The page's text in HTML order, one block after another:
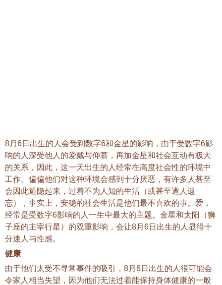
8月6日出生的人会受到数字6和金星的影响，由于受数字6影
响的人深受他人的爱戴与仰慕，再加金星和社会互动有极大
的关系，因此，这一天出生的人经常在高度社会性的环境中
工作。偏偏他们对这种环境会感到十分厌恶，有许多人甚至
会因此遁隐起来，过着不为人知的生活（或甚至遭人遗
忘），事实上，安稳的社会生活是他们最不喜欢的事。爱，
经常是受数字6影响的人一生中最大的主题。金星和太阳（狮
子座的主宰行星）的双重影响，会让8月6日出生的人显得十
分迷人与性感。
健康
由于他们太受不寻常事件的吸引，8月6日出生的人很可能会
令家人相当失望，因为他们无法过着能保持身体健康的一般